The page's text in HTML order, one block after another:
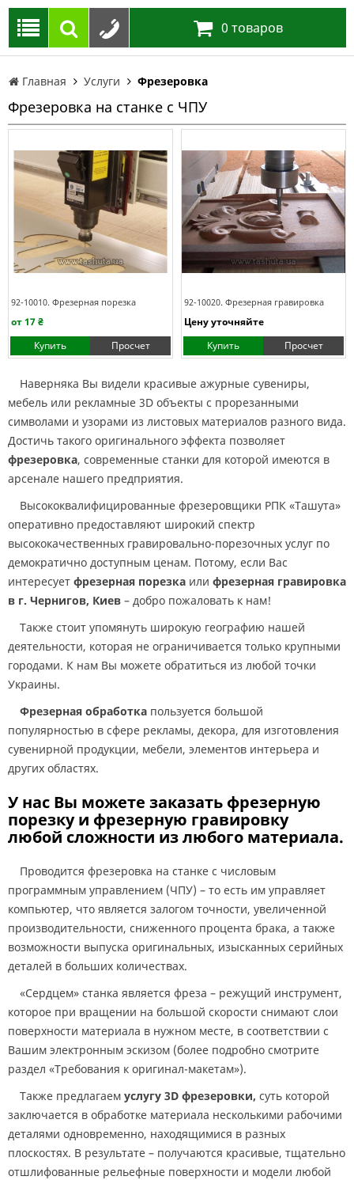
0 товаров
Главная Услуги Фрезеровка
Фрезеровка на станке с ЧПУ
92-10010. Фрезерная порезка
от 17 ₴
Купить
Просчет
92-10020. Фрезерная гравировка
Цену уточняйте
Купить
Просчет
Наверняка Вы видели красивые ажурные сувениры,
мебель или рекламные 3D объекты с прорезанными
символами и узорами из листовых материалов разного вида.
Достичь такого оригинального эффекта позволяет
фрезеровка, современные станки для которой имеются в
арсенале нашего предприятия.
Высококвалифицированные фрезеровщики РПК «Ташута»
оперативно предоставляют широкий спектр
высококачественных гравировально-порезочных услуг по
демократично доступным ценам. Потому, если Вас
интересует фрезерная порезка или фрезерная гравировка
в г. Чернигов, Киев – добро пожаловать к нам!
Также стоит упомянуть широкую географию нашей
деятельности, которая не ограничивается только крупными
городами. К нам Вы можете обратиться из любой точки
Украины.
Фрезерная обработка пользуется большой
популярностью в сфере рекламы, декора, для изготовления
сувенирной продукции, мебели, элементов интерьера и
других областях.
У нас Вы можете заказать фрезерную
порезку и фрезерную гравировку
любой сложности из любого материала.
Проводится фрезеровка на станке с числовым
программным управлением (ЧПУ) – то есть им управляет
компьютер, что является залогом точности, увеличенной
производительности, сниженного процента брака, а также
возможности выпуска оригинальных, изысканных серийных
деталей в больших количествах.
«Сердцем» станка является фреза – режущий инструмент,
которое при вращении на большой скорости снимают слои
поверхности материала в нужном месте, в соответствии с
Вашим электронным эскизом (более подробно смотрите
раздел «Требования к оригинал-макетам»).
Также предлагаем услугу 3D фрезеровки, суть которой
заключается в обработке материала несколькими рабочими
деталями одновременно, находящимися в разных
плоскостях. В результате – получаются красивые, тщательно
отшлифованные рельефные поверхности и модели любой